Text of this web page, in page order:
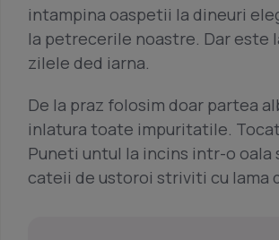
intampina oaspetii la dineuri
la petrecerile noastre. Dar este
zilele ded iarna.
De la praz folosim doar partea
inlatura toate impuritatile.
Puneti untul la incins intr-o oala
cateii de ustoroi striviti cu lama